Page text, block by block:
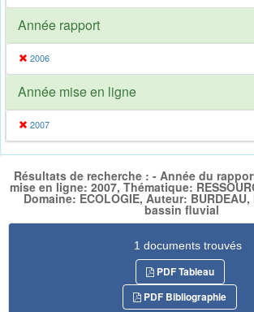
Année rapport
2006
Année mise en ligne
2007
Résultats de recherche : - Année du
mise en ligne: 2007, Thématique:
Domaine: ECOLOGIE, Auteur:
bassin fluvial
1 documents trouvés
PDF Tableau
PDF Bibliographie